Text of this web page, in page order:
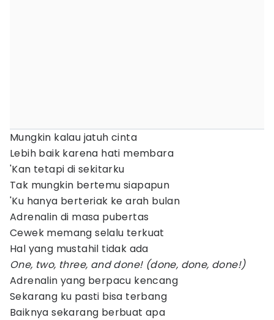
Mungkin kalau jatuh cinta
Lebih baik karena hati membara
'Kan tetapi di sekitarku
Tak mungkin bertemu siapapun
'Ku hanya berteriak ke arah bulan
Adrenalin di masa pubertas
Cewek memang selalu terkuat
Hal yang mustahil tidak ada
One, two, three, and done! (done, done, done!)
Adrenalin yang berpacu kencang
Sekarang ku pasti bisa terbang
Baiknya sekarang berbuat apa